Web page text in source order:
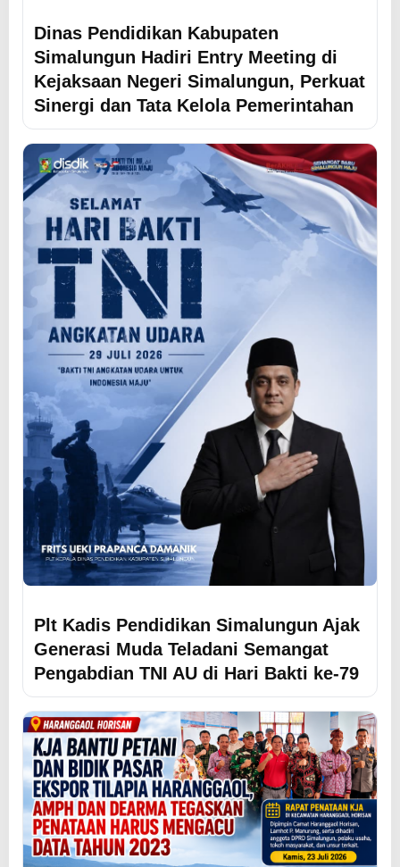
Dinas Pendidikan Kabupaten
Simalungun Hadiri Entry Meeting di
Kejaksaan Negeri Simalungun, Perkuat
Sinergi dan Tata Kelola Pemerintahan
Plt Kadis Pendidikan Simalungun Ajak
Generasi Muda Teladani Semangat
Pengabdian TNI AU di Hari Bakti ke-79